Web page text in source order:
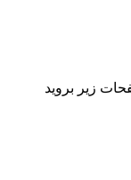
زیر بروید